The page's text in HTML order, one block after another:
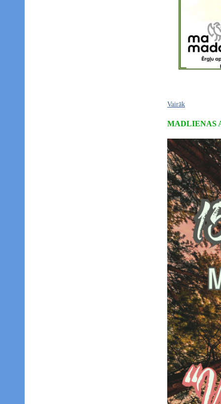
Vairāk
MADLIENAS